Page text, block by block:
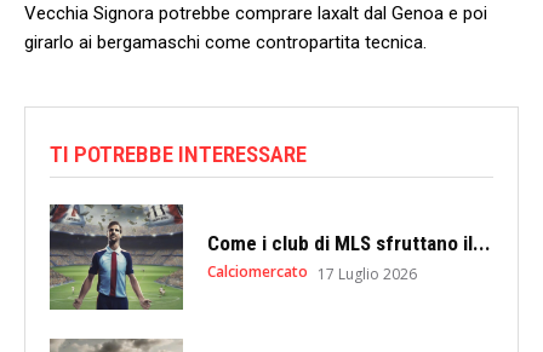
Vecchia Signora potrebbe comprare laxalt dal Genoa e poi
girarlo ai bergamaschi come contropartita tecnica.
TI POTREBBE INTERESSARE
Come i club di MLS sfruttano il...
Calciomercato 17 Luglio 2026